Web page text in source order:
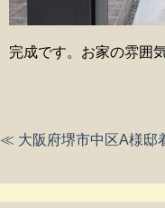
完成です。お家の雰囲
≪ 大阪府堺市中区A様邸